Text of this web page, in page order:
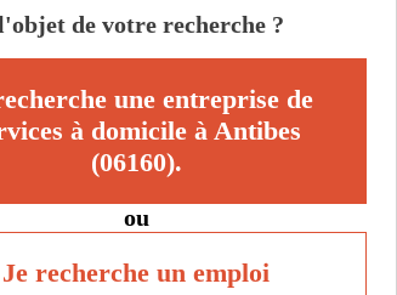
de votre recherche ?
une entreprise de
à domicile à Antibes
(06160).
ou
Je recherche un emploi